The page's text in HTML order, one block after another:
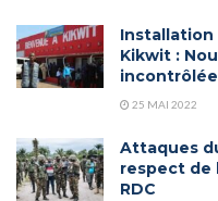
Installation
Kikwit :
incontrôlée
25 MAI 2022
Attaques
respect de
RDC